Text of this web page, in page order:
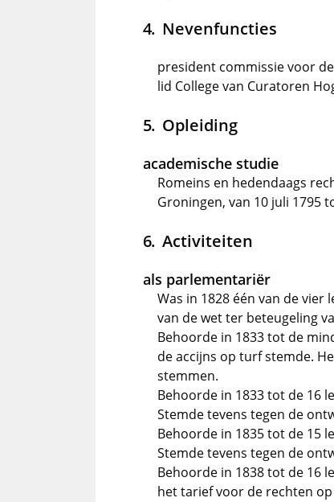
Nevenfuncties
president commissie voor
lid College van Curatoren
Opleiding
academische studie
Romeins en hedendaags
Groningen, van 10 juli 1795
Activiteiten
als parlementariër
Was in 1828 één van de
van de wet ter beteugeling
Behoorde in 1833 tot de
de accijns op turf stemde.
stemmen.
Behoorde in 1833 tot de 16
Stemde tevens tegen de
Behoorde in 1835 tot de 15
Stemde tevens tegen de
Behoorde in 1838 tot de 16
het tarief voor de rechten